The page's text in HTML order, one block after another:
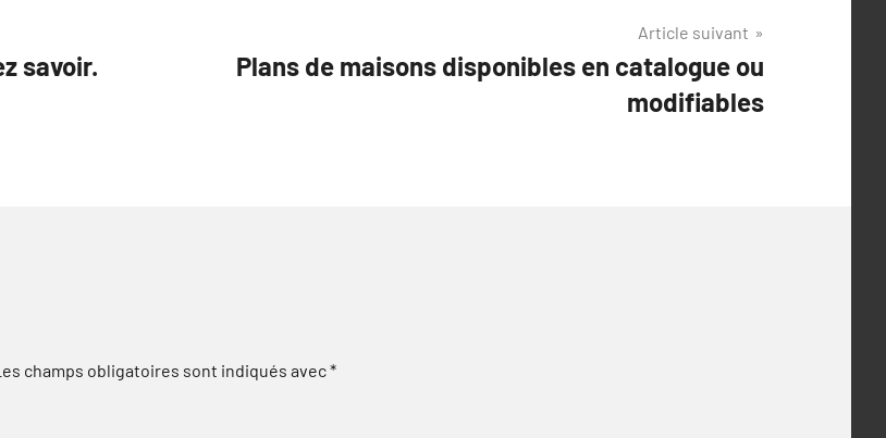
savoir.
Article suivant
Plans de maisons disponibles en catalogue ou
modifiables
champs obligatoires sont indiqués avec*